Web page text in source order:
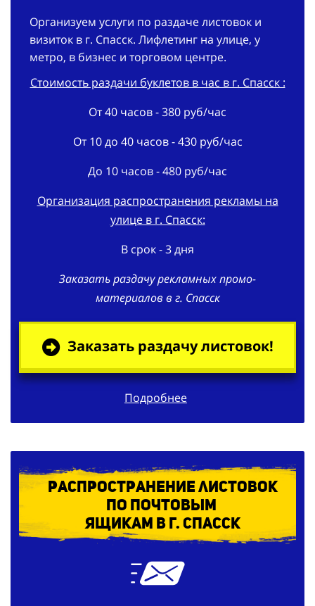
Организуем услуги по раздаче листовок и
визиток в г. Спасск. Лифлетинг на улице, у
метро, в бизнес и торговом центре.
Стоимость раздачи буклетов в час в г. Спасск :
От 40 часов - 380 руб/час
От 10 до 40 часов - 430 руб/час
До 10 часов - 480 руб/час
Организация распространения рекламы на
улице в г. Спасск:
В срок - 3 дня
Заказать раздачу рекламных промо-
материалов в г. Спасск
Заказать раздачу листовок!
Подробнее
Распространение листовок
по почтовым
ящикам в г. Спасск